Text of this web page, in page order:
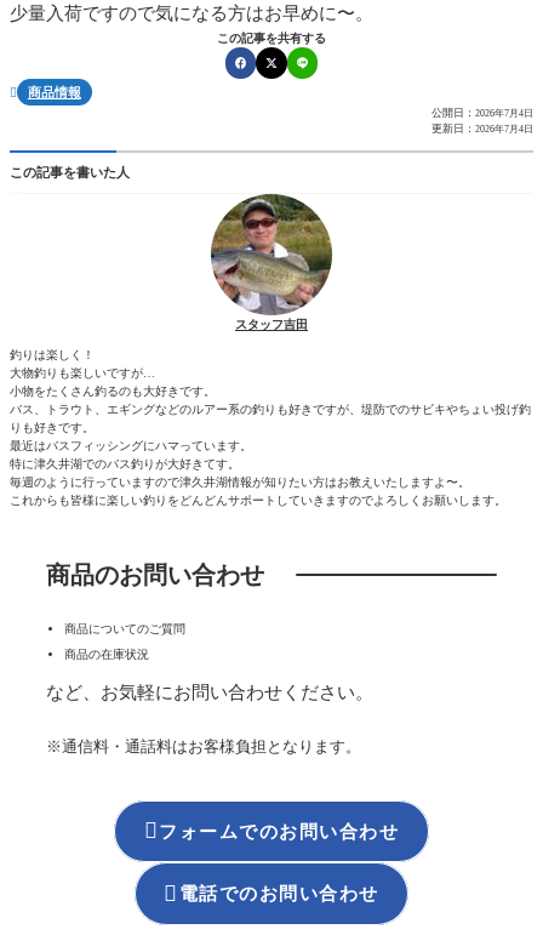
少量入荷ですので気になる方はお早めに〜。
この記事を共有する
 商品情報
公開日： 2026年7月4日
更新日： 2026年7月4日
この記事を書いた人
スタッフ吉田
釣りは楽しく！
大物釣りも楽しいですが…
小物をたくさん釣るのも大好きです。
バス、トラウト、エギングなどのルアー系の釣りも好きですが、堤防でのサビキやちょい投げ釣
りも好きです。
最近はバスフィッシングにハマっています。
特に津久井湖でのバス釣りが大好きてす。
毎週のように行っていますので津久井湖情報が知りたい方はお教えいたしますよ〜。
これからも皆様に楽しい釣りをどんどんサポートしていきますのでよろしくお願いします。
商品のお問い合わせ
商品についてのご質問
商品の在庫状況
など、お気軽にお問い合わせください。
※通信料・通話料はお客様負担となります。
 フォームでのお問い合わせ
 電話でのお問い合わせ